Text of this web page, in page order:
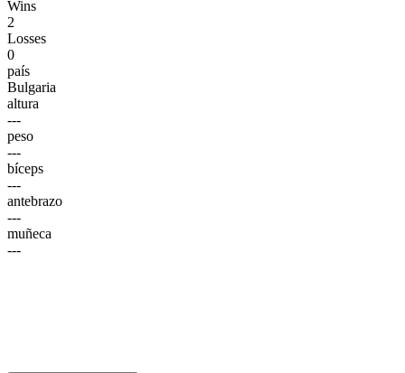
Wins
2
Losses
0
país
Bulgaria
altura
---
peso
---
bíceps
---
antebrazo
---
muñeca
---